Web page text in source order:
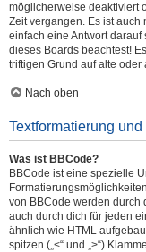
möglicherweise deaktiviert
Zeit vergangen. Es ist
einfach eine Antwort
dieses Boards beachtest!
triftigen Grund auf alte
Nach oben
Textformatierung
Was ist BBCode?
BBCode ist eine spezielle
von BBCode werden durch
auch durch dich für jeden
ähnlich wie HTML
spitzen („<“ und „>“)